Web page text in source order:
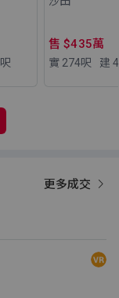
呎
售 $435萬
實 274呎 建
更多成交